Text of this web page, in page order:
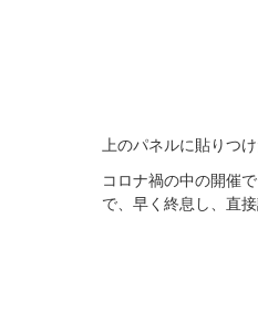
上のパネルに貼りつ
コロナ禍の中の開催
で、早く終息し、直